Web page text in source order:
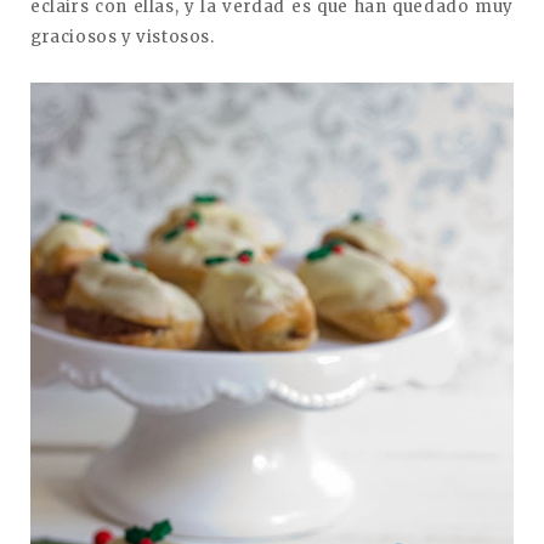
eclairs con ellas, y la verdad es que han quedado muy
graciosos y vistosos.